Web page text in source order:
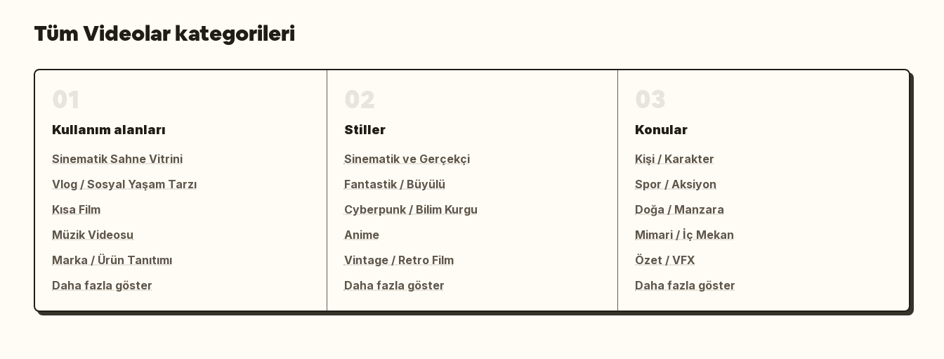
Tüm Videolar kategorileri
Kullanım alanları
Sinematik Sahne Vitrini
Vlog / Sosyal Yaşam Tarzı
Kısa Film
Müzik Videosu
Marka / Ürün Tanıtımı
Daha fazla göster
Stiller
Sinematik ve Gerçekçi
Fantastik / Büyülü
Cyberpunk / Bilim Kurgu
Anime
Vintage / Retro Film
Daha fazla göster
Konular
Kişi / Karakter
Spor / Aksiyon
Doğa / Manzara
Mimari / İç Mekan
Özet / VFX
Daha fazla göster